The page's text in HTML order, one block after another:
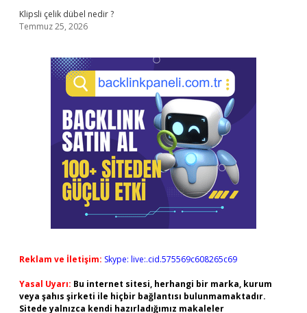
Klipsli çelik dübel nedir ?
Temmuz 25, 2026
Reklam ve İletişim: Skype: live:.cid.575569c608265c69
Yasal Uyarı: Bu internet sitesi, herhangi bir marka, kurum
veya şahıs şirketi ile hiçbir bağlantısı bulunmamaktadır.
Sitede yalnızca kendi hazırladığımız makaleler